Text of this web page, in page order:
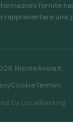
fornite
rappresentare una
NienteAnsia.it
CookieTermini
by LocalRanking